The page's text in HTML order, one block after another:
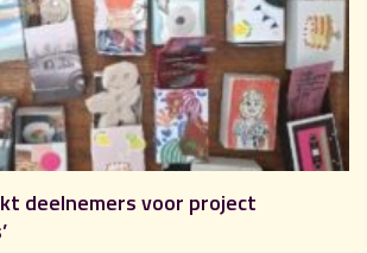
deelnemers voor project